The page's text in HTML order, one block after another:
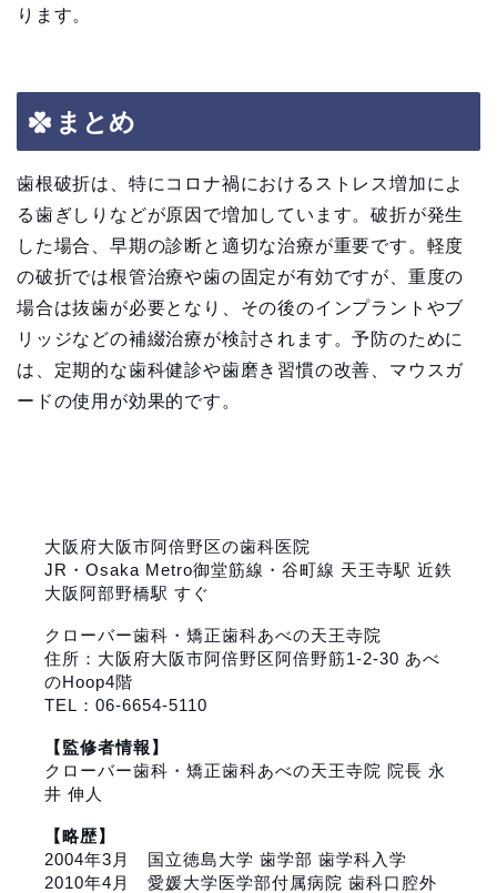
ります。
まとめ
歯根破折は、特にコロナ禍におけるストレス増加によ
る歯ぎしりなどが原因で増加しています。破折が発生
した場合、早期の診断と適切な治療が重要です。軽度
の破折では根管治療や歯の固定が有効ですが、重度の
場合は抜歯が必要となり、その後のインプラントやブ
リッジなどの補綴治療が検討されます。予防のために
は、定期的な歯科健診や歯磨き習慣の改善、マウスガ
ードの使用が効果的です。
大阪府大阪市阿倍野区の歯科医院
JR・Osaka Metro御堂筋線・谷町線 天王寺駅 近鉄
大阪阿部野橋駅 すぐ
クローバー歯科・矯正歯科あべの天王寺院
住所：大阪府大阪市阿倍野区阿倍野筋1-2-30 あべ
のHoop4階
TEL：06-6654-5110
【監修者情報】
クローバー歯科・矯正歯科あべの天王寺院 院長 永
井 伸人
【略歴】
2004年3月 国立徳島大学 歯学部 歯学科入学
2010年4月 愛媛大学医学部付属病院 歯科口腔外